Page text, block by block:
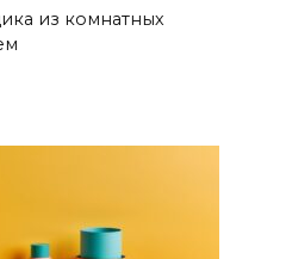
из комнатных